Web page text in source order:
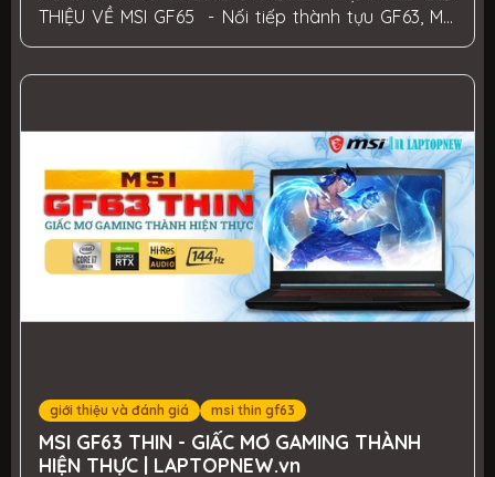
THIỆU VỀ MSI GF65 - Nối tiếp thành tựu GF63, MSI
Core i7 thế hệ thứ 10 cùng card đồ họa GeForce
RTX thế hệ 30, nó có thể đảm bảo được hiệu suất
tối ưu và hoạt động mượt mà dành cho người yêu
thích chơi game. Giới thiệu về...
giới thiệu và đánh giá msi thin gf63
MSI GF63 THIN - GIẤC MƠ GAMING THÀNH
HIỆN THỰC | LAPTOPNEW.vn